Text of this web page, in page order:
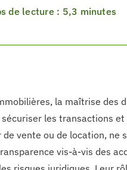
de lecture : 5,3 minutes
la maîtrise des
les transactions et
vente ou de location, ne
vis-à-vis des